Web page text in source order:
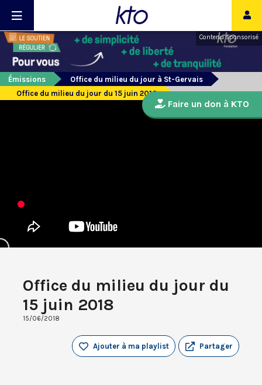
Contenu sponsorisé
Émissions
Office du milieu du jour à St-Gervais
Office du milieu du jour du 15 juin 2018
Office du milieu du jour du
15 juin 2018
15/06/2018
Partager
Ajouter à ma playlist
Faire un don à KTO